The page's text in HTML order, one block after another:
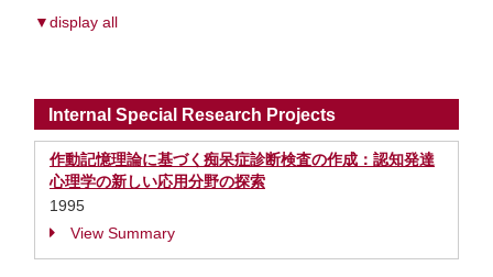
▼display all
Internal Special Research Projects
作動記憶理論に基づく痴呆症診断検査の作成：認知発達
心理学の新しい応用分野の探索
1995
View Summary